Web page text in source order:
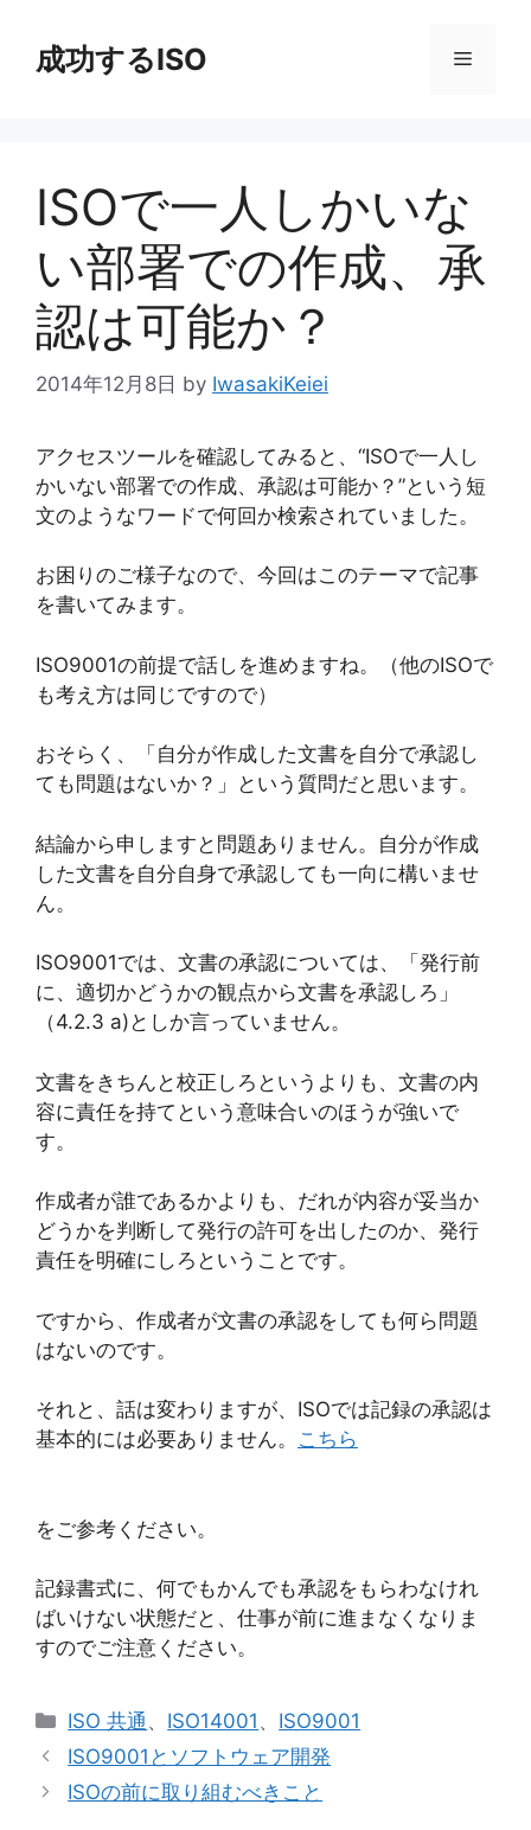
成功するISO メ
ー
ISOで一人しかいな
い部署での作成、承
認は可能か？
2014年12月8日 by IwasakiKeiei
アクセスツールを確認してみると、“ISOで一人し
かいない部署での作成、承認は可能か？”という短
文のようなワードで何回か検索されていました。
お困りのご様子なので、今回はこのテーマで記事
を書いてみます。
ISO9001の前提で話しを進めますね。（他のISOで
も考え方は同じですので）
おそらく、「自分が作成した文書を自分で承認し
ても問題はないか？」という質問だと思います。
結論から申しますと問題ありません。自分が作成
した文書を自分自身で承認しても一向に構いませ
ん。
ISO9001では、文書の承認については、「発行前
に、適切かどうかの観点から文書を承認しろ」
（4.2.3 a)としか言っていません。
文書をきちんと校正しろというよりも、文書の内
容に責任を持てという意味合いのほうが強いで
す。
作成者が誰であるかよりも、だれが内容が妥当か
どうかを判断して発行の許可を出したのか、発行
責任を明確にしろということです。
ですから、作成者が文書の承認をしても何ら問題
はないのです。
それと、話は変わりますが、ISOでは記録の承認は
基本的には必要ありません。 こちら
をご参考ください。
記録書式に、何でもかんでも承認をもらわなけれ
ばいけない状態だと、仕事が前に進まなくなりま
すのでご注意ください。
カ
テ
リ
ISO 共通 、 ISO14001 、 ISO9001
ISO9001とソフトウェア開発
ISOの前に取り組むべきこと